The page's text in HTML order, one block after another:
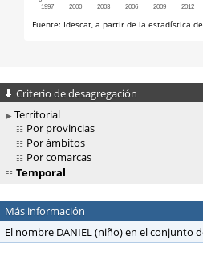
Criterio de desagregación
Territorial
Por provincias
Por ámbitos
Por comarcas
Temporal
Más información
El nombre DANIEL (niño) en el conjunto